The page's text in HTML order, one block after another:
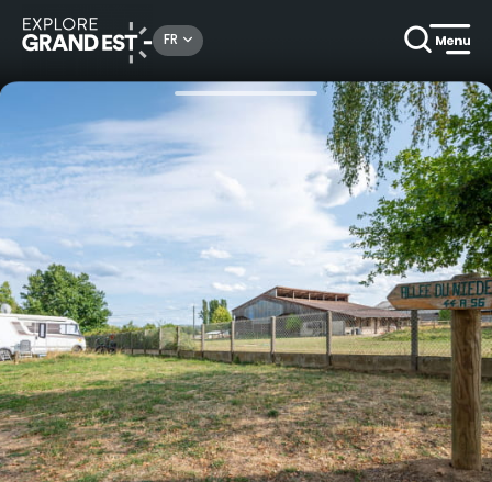
FR
Campings & locatifs de plein air Emplacement avec eau et électricité au camping les Portes d'Alsace